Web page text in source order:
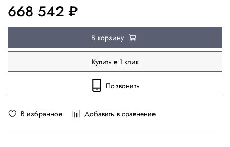
В избранное Добавить в сравнение
668 542 ₽
В корзину
Купить в 1 клик
Позвонить